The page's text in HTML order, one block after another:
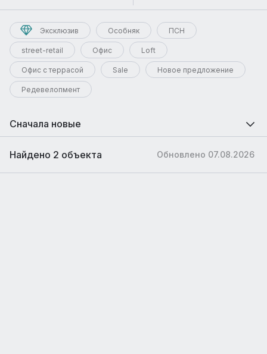
Эксклюзив Особняк ПСН
street-retail Офис Loft
Офис с террасой Sale Новое предложение
Редевелопмент
Сначала новые
Обновлено 07.08.2026
Найдено 2 объекта